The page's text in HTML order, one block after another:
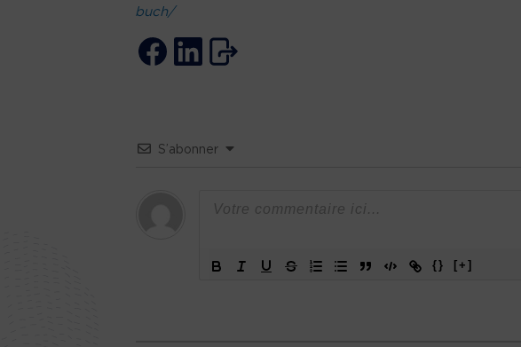
buch/
S’abonner
{} [+]